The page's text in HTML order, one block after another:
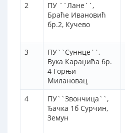
2
ПУ ``Лане``,
Браће Ивановић
бр.2, Кучево
3
ПУ``Суннце``,
Вука Караџића бр.
4 Горњи
Милановац
4
ПУ``Звончица``,
Ђачка 1б Сурчин,
Земун